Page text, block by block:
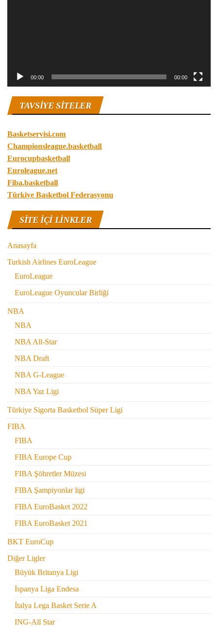
00:00 00:00
TAVSIYE SITELER
Basketservisi.com
Championsleague.basketball
Eurocupbasketball
Euroleague.net
Fiba.basketball
Türkiye Basketbol Federasyonu
SITE IÇI LINKLER
Anasayfa
Turkish Airlines EuroLeague
EuroLeague
EuroLeague Oyuncular Birliği
NBA
NBA
NBA All-Star
NBA Draft
NBA G-League
NBA Yaz Ligi
Türkiye Sigorta Basketbol Süper Ligi
FIBA
FIBA
FIBA Europe Cup
FIBA Şöhretler Müzesi
FIBA Şampiyonlar ligi
FIBA EuroBasket 2022
FIBA EuroBasket 2021
BKT EuroCup
Diğer Ligler
Büyük Britanya Ligi
İspanya Liga Endesa
İtalya Lega Basket Serie A
ING-All Star